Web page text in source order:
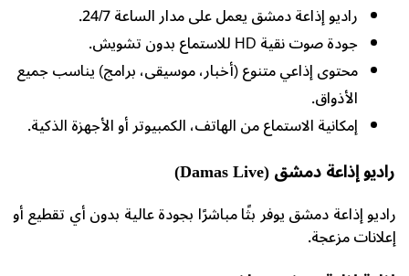
راديو إذاعة دمشق يعمل على مدار الساعة 24/7.
جودة صوت نقية HD للاستماع بدون تشويش.
محتوى إذاعي متنوع (أخبار، موسيقى، برامج) يناسب جميع
الأذواق.
إمكانية الاستماع من الهاتف، الكمبيوتر أو الأجهزة الذكية.
راديو إذاعة دمشق (Damas Live)
راديو إذاعة دمشق يوفر بثًا مباشرًا بجودة عالية بدون أي تقطيع أو
إعلانات مزعجة.